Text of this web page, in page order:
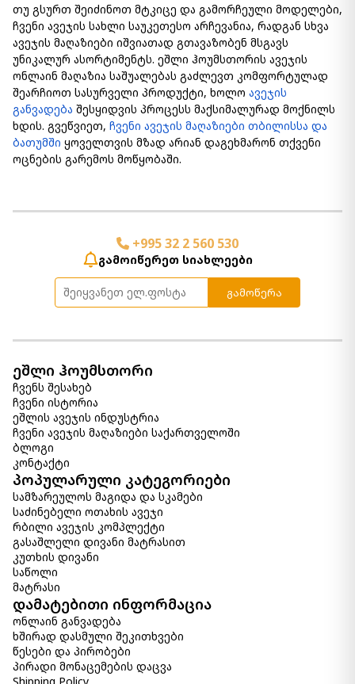
თუ გსურთ შეიძინოთ მტკიცე და გამორჩეული მოდელები,
ჩვენი ავეჯის სახლი საუკეთესო არჩევანია, რადგან სხვა
ავეჯის მაღაზიები იშვიათად გთავაზობენ მსგავს
უნიკალურ ასორტიმენტს. ეშლი ჰოუმსთორის ავეჯის
ონლაინ მაღაზია საშუალებას გაძლევთ კომფორტულად
შეარჩიოთ სასურველი პროდუქტი, ხოლო ავეჯის
განვადება შესყიდვის პროცესს მაქსიმალურად მოქნილს
ხდის. გვეწვიეთ, ჩვენი ავეჯის მაღაზიები თბილისსა და
ბათუმში ყოველთვის მზად არიან დაგეხმარონ თქვენი
ოცნების გარემოს მოწყობაში.
+995 32 2 560 530
გამოიწერეთ სიახლეები
გამოწერა
ეშლი ჰოუმსთორი
ჩვენს შესახებ
ჩვენი ისტორია
ეშლის ავეჯის ინდუსტრია
ჩვენი ავეჯის მაღაზიები საქართველოში
ბლოგი
კონტაქტი
პოპულარული კატეგორიები
სამზარეულოს მაგიდა და სკამები
საძინებელი ოთახის ავეჯი
რბილი ავეჯის კომპლექტი
გასაშლელი დივანი მატრასით
კუთხის დივანი
საწოლი
მატრასი
დამატებითი ინფორმაცია
ონლაინ განვადება
ხშირად დასმული შეკითხვები
წესები და პირობები
პირადი მონაცემების დაცვა
Shipping Policy